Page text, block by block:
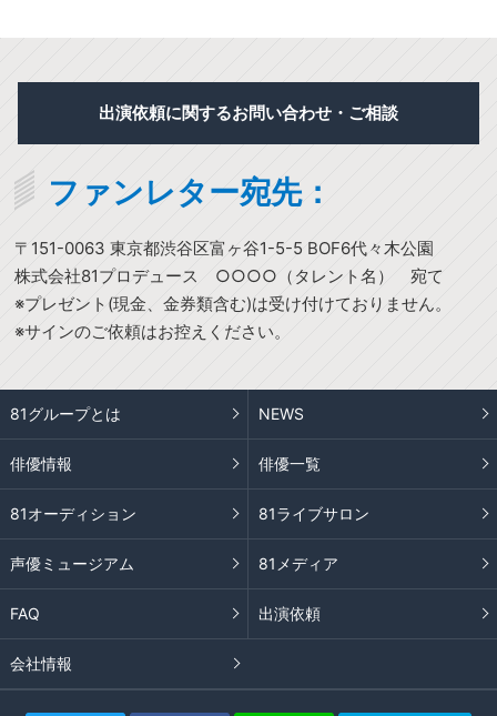
出演依頼に関するお問い合わせ・ご相談
ファンレター宛先：
〒151-0063 東京都渋谷区富ヶ谷1-5-5 BOF6代々木公園
株式会社81プロデュース ○○○○（タレント名） 宛て
※プレゼント(現金、金券類含む)は受け付けておりません。
※サインのご依頼はお控えください。
81グループとは NEWS
俳優情報 俳優一覧
81オーディション 81ライブサロン
声優ミュージアム 81メディア
FAQ 出演依頼
会社情報